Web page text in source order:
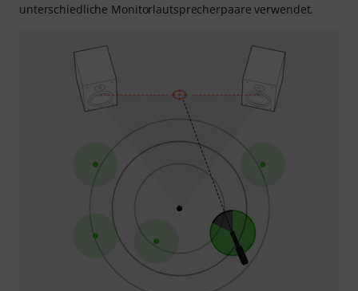
unterschiedliche Monitorlautsprecherpaare verwendet.